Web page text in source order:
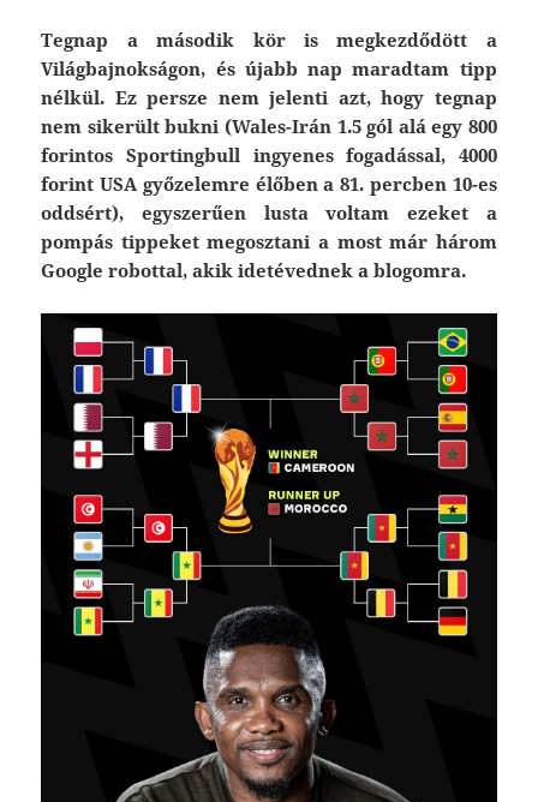
Tegnap a második kör is megkezdődött a
Világbajnokságon, és újabb nap maradtam tipp
nélkül. Ez persze nem jelenti azt, hogy tegnap
nem sikerült bukni (Wales-Irán 1.5 gól alá egy 800
forintos Sportingbull ingyenes fogadással, 4000
forint USA győzelemre élőben a 81. percben 10-es
oddsért), egyszerűen lusta voltam ezeket a
pompás tippeket megosztani a most már három
Google robottal, akik idetévednek a blogomra.